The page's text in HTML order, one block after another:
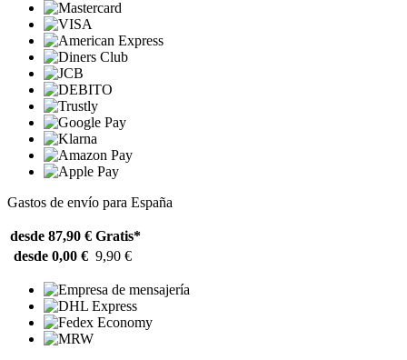
Gastos de envío para España
desde 87,90 € Gratis*
desde 0,00 € 9,90 €